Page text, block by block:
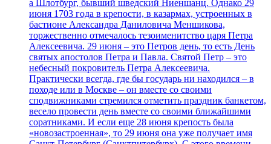
а Шлотбург, бывший шведский Ниеншанц. Однако 29
июня 1703 года в крепости, в казармах, устроенных в
бастионе Александра Даниловича Меншикова,
торжественно отмечалось тезоименитство царя Петра
Алексеевича. 29 июня – это Петров день, то есть День
святых апостолов Петра и Павла. Святой Петр – это
небесный покровитель Петра Алексеевича.
Практически всегда, где бы государь ни находился – в
походе или в Москве – он вместе со своими
сподвижниками стремился отметить праздник банкетом,
весело провести день вместе со своими ближайшими
соратниками. И если еще 28 июня крепость была
«новозастроенная», то 29 июня она уже получает имя